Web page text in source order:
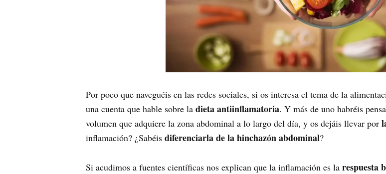
Por poco que naveguéis en las redes sociales, si os interesa el tema de la
una cuenta que hable sobre la dieta antiinflamatoria. Y más de uno habréis
volumen que adquiere la zona abdominal a lo largo del día, y os dejáis llevar por
inflamación? ¿Sabéis diferenciarla de la hinchazón abdominal?
Si acudimos a fuentes científicas nos explican que la inflamación es la respuesta